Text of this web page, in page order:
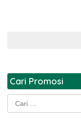
Cari Promosi
Cari
untuk: